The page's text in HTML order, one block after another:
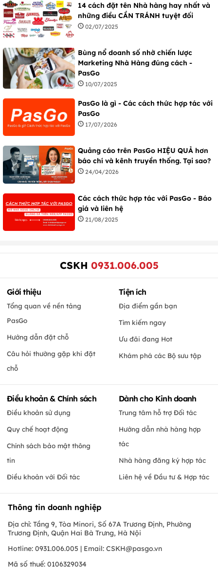
14 cách đặt tên Nhà hàng hay nhất và
những điều CẦN TRÁNH tuyệt đối
02/07/2025
Bùng nổ doanh số nhờ chiến lược
Marketing Nhà Hàng đúng cách -
PasGo
10/07/2025
PasGo là gì - Các cách thức hợp tác với
PasGo
17/07/2026
Quảng cáo trên PasGo HIỆU QUẢ hơn
báo chí và kênh truyền thống. Tại sao?
24/04/2026
Các cách thức hợp tác với PasGo - Báo
giá và liên hệ
21/08/2025
CSKH 0931.006.005
Giới thiệu
Tổng quan về nền tảng
PasGo
Hướng dẫn đặt chỗ
Câu hỏi thường gặp khi đặt
chỗ
Tiện ích
Địa điểm gần bạn
Tìm kiếm ngay
Ưu đãi đang Hot
Khám phá các Bộ sưu tập
Điều khoản & Chính sách
Điều khoản sử dụng
Quy chế hoạt động
Chính sách bảo mật thông
tin
Điều khoản với Đối tác
Dành cho Kinh doanh
Trung tâm hỗ trợ Đối tác
Hướng dẫn nhà hàng hợp
tác
Nhà hàng đăng ký hợp tác
Liên hệ về Đầu tư & Hợp tác
Thông tin doanh nghiệp
Địa chỉ: Tầng 9, Tòa Minori, Số 67A Trương Định, Phường
Trương Định, Quận Hai Bà Trưng, Hà Nội
Hotline: 0931.006.005 | Email: CSKH@pasgo.vn
Mã số thuế: 0106329034